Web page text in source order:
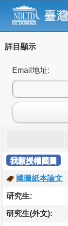
詳目顯示
Email地址:
我願授權國圖
國圖紙本論文
研究生:
研究生(外文):